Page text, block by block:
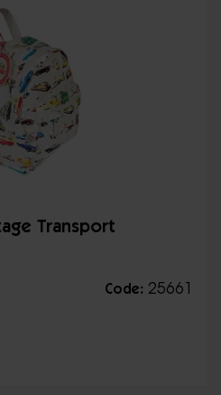
Transport
Code: 25661